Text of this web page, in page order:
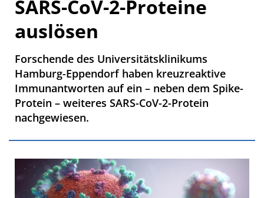
SARS-CoV-2-Proteine
auslösen
Forschende des Universitätsklinikums
Hamburg-Eppendorf haben kreuzreaktive
Immunantworten auf ein – neben dem Spike-
Protein – weiteres SARS-CoV-2-Protein
nachgewiesen.